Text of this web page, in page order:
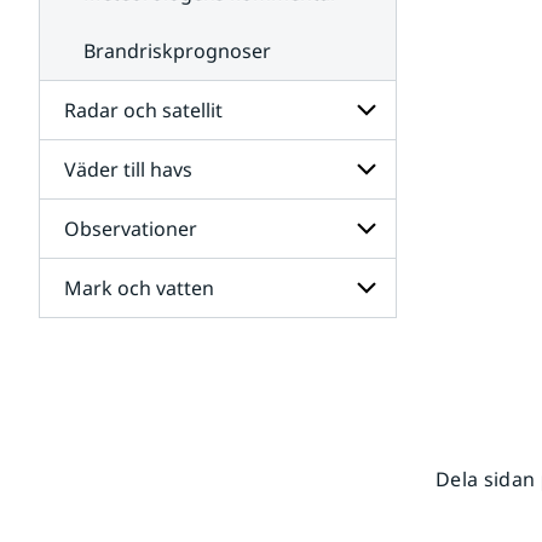
Brandriskprognoser
Radar och satellit
Undersidor
för
Radar
och
satellit
Väder till havs
Undersidor
för
Väder
till
havs
Observationer
Undersidor
för
Mark och vatten
Dela sidan